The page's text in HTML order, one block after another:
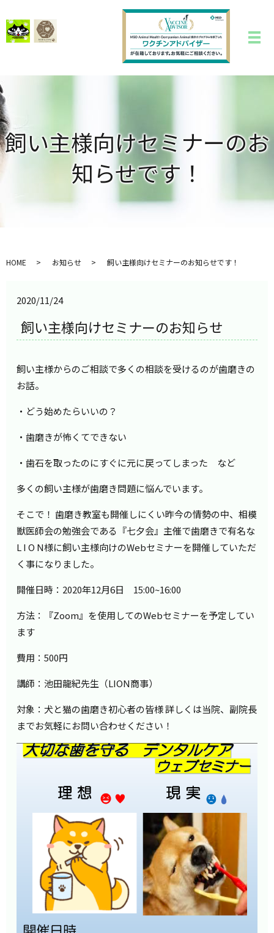
飼い主様向けセミナーのお
知らせです！
HOME お知らせ 飼い主様向けセミナーのお知らせです！
2020/11/24
飼い主様向けセミナーのお知らせ
飼い主様からのご相談で多くの相談を受けるのが歯磨きの
お話。
・どう始めたらいいの？
・歯磨きが怖くてできない
・歯石を取ったのにすぐに元に戻ってしまった など
多くの飼い主様が歯磨き問題に悩んでいます。
そこで！ 歯磨き教室も開催しにくい昨今の情勢の中、相模
獣医師会の勉強会である『七夕会』主催で歯磨きで有名な
L I O N様に飼い主様向けのWebセミナーを開催していただ
く事になりました。
開催日時：2020年12月6日 15:00~16:00
方法：『Zoom』を使用してのWebセミナーを予定してい
ます
費用：500円
講師：池田龍紀先生（LION商事）
対象：犬と猫の歯磨き初心者の皆様 詳しくは当院、副院長
までお気軽にお問い合わせください！